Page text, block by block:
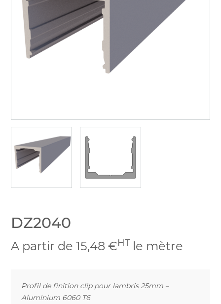
DZ2040
A partir de 15,48 €HT le mètre
Profil de finition clip pour lambris 25mm –
Aluminium 6060 T6